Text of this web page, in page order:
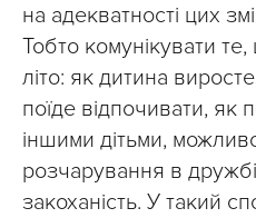
на адекватності цих
Тобто комунікувати
літо: як дитина
поїде відпочивати, як
іншими дітьми,
розчарування в
закоханість. У такий